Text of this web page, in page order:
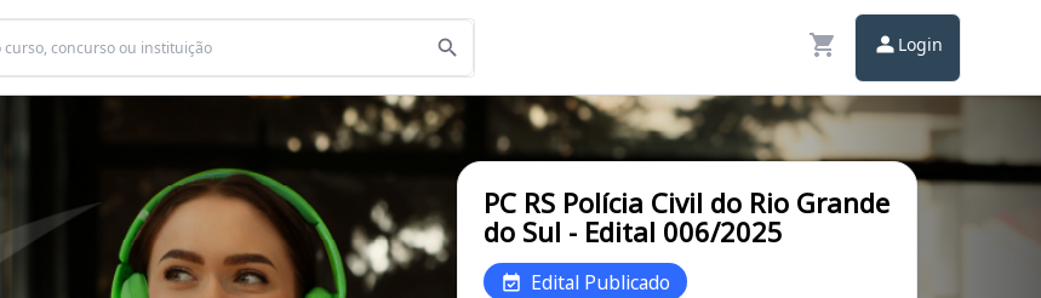
Login
PC RS Polícia Civil do Rio Grande
do Sul - Edital 006/2025
Edital Publicado